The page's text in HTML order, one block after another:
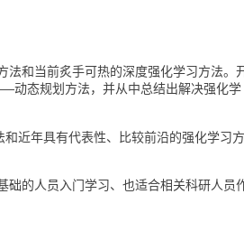
法和当前炙手可热的深度强化学习方法。
动态规划方法，并从中总结出解决强化学
近年具有代表性、比较前沿的强化学习方
础的人员入门学习、也适合相关科研人员